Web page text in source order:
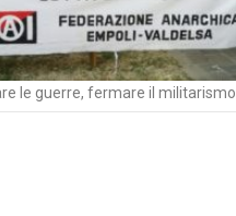
le guerre, fermare il militarismo